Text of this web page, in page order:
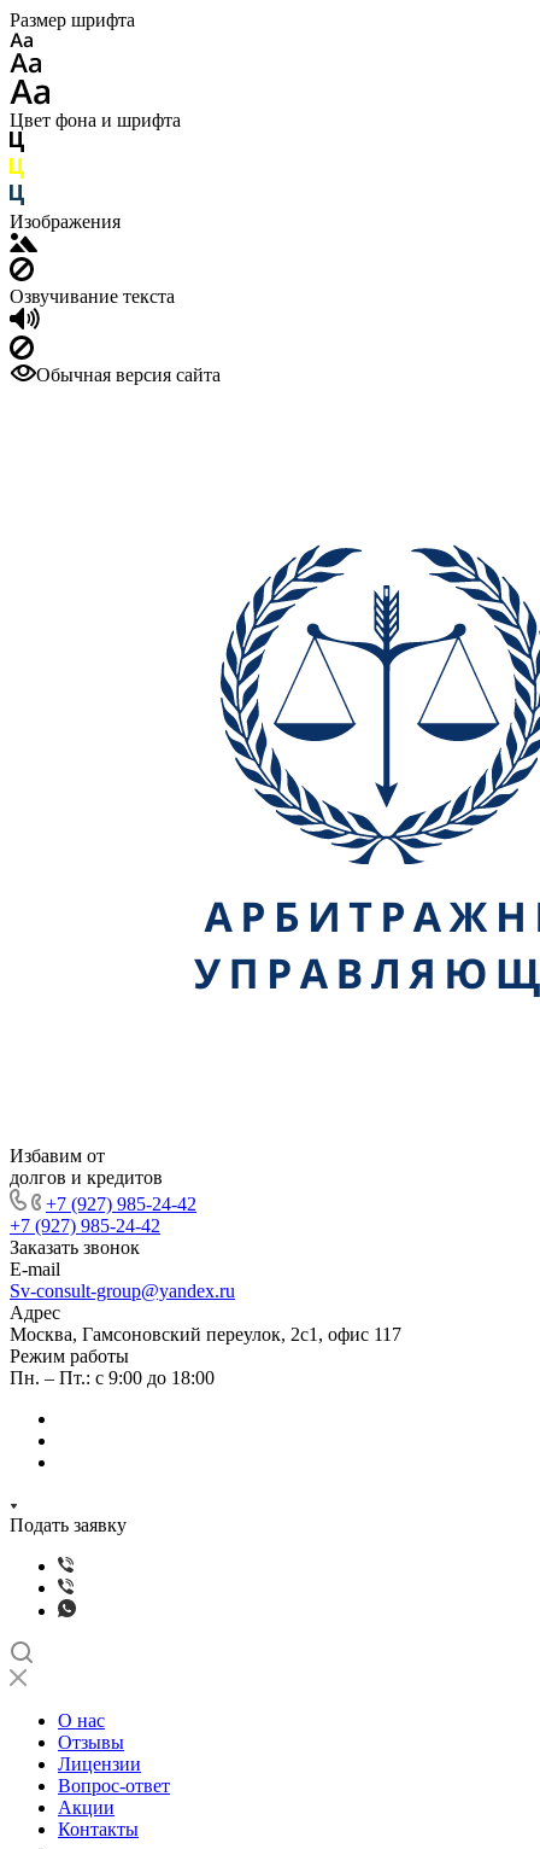
Размер шрифта
Цвет фона и шрифта
Изображения
Озвучивание текста
Обычная версия сайта
Избавим от
долгов и кредитов
+7 (927) 985-24-42
+7 (927) 985-24-42
Заказать звонок
E-mail
Sv-consult-group@yandex.ru
Адрес
Москва, Гамсоновский переулок, 2с1, офис 117
Режим работы
Пн. – Пт.: с 9:00 до 18:00
Подать заявку
О нас
Отзывы
Лицензии
Вопрос-ответ
Акции
Контакты